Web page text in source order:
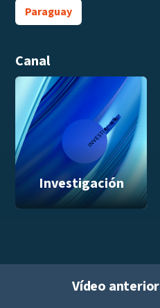
Paraguay
Canal
Investigación
Vídeo anterior